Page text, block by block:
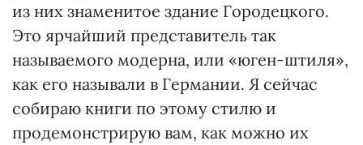
из них знаменитое здание Городецкого.
Это ярчайший представитель так
называемого модерна, или «юген-штиля»,
как его называли в Германии. Я сейчас
собираю книги по этому стилю и
продемонстрирую вам, как можно их